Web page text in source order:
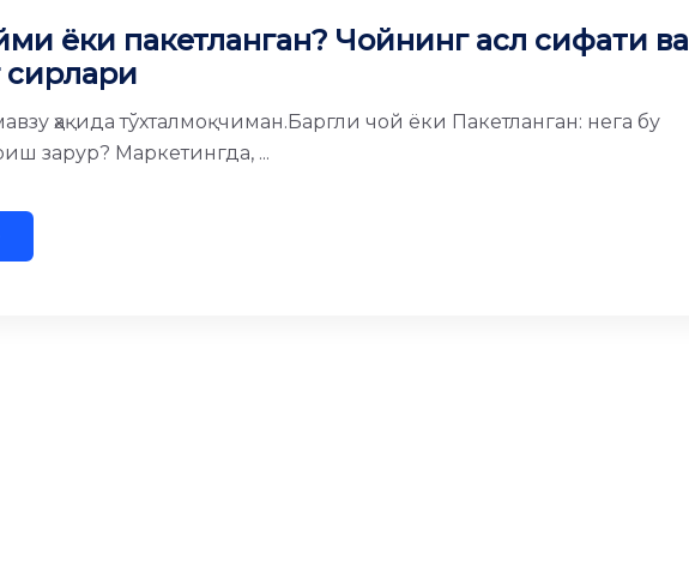
ёки пакетланган? Чойнинг асл сифати ва
сирлари
ҳақида тўхталмоқчиман.Баргли чой ёки Пакетланган: нега бу
зарур? Маркетингда, ...